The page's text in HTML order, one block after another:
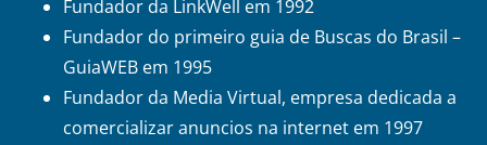
Fundador da LinkWell em 1992
Fundador do primeiro guia de Buscas do Brasil –
GuiaWEB em 1995
Fundador da Media Virtual, empresa dedicada a
comercializar anuncios na internet em 1997